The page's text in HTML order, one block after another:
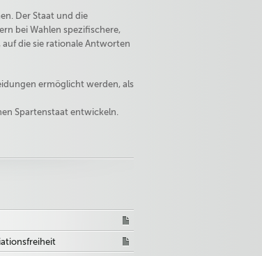
Der Staat und die
bei Wahlen spezifischere,
die sie rationale Antworten
ermöglicht werden, als
Spartenstaat entwickeln.